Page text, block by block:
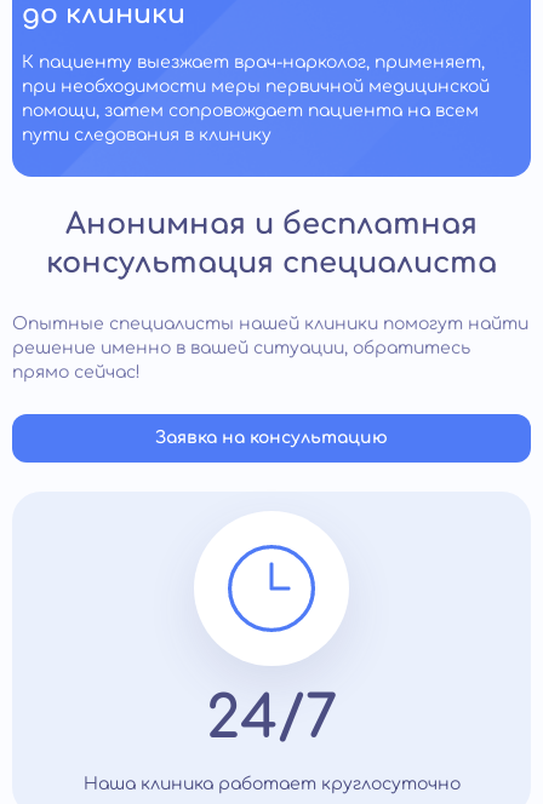
до клиники
К пациенту выезжает врач-нарколог, применяет,
при необходимости меры первичной медицинской
помощи, затем сопровождает пациента на всем
пути следования в клинику
Анонимная и бесплатная
консультация специалиста
Опытные специалисты нашей клиники помогут найти
решение именно в вашей ситуации, обратитесь
прямо сейчас!
Заявка на консультацию
24/7
Наша клиника работает круглосуточно